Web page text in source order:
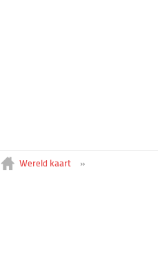
Wereld kaart »